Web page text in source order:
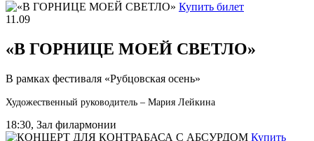
Купить билет
11.09
«В ГОРНИЦЕ МОЕЙ СВЕТЛО»
В рамках фестиваля «Рубцовская осень»
Художественный руководитель – Мария Лейкина
18:30, Зал филармонии
Купить